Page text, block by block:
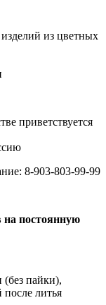
из цветных
приветствуется
8-903-803-99-99
на постоянную
пайки),
после литья